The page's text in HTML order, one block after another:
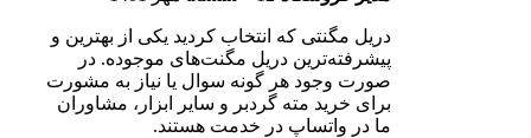
دریل مگنتی که انتخاب کردید یکی از بهترین و
پیشرفته‌ترین دریل مگنت‌های موجوده. در
صورت وجود هر گونه سوال یا نیاز به مشورت
برای خرید مته گردبر و سایر ابزار، مشاوران
ما در واتساپ در خدمت هستند.